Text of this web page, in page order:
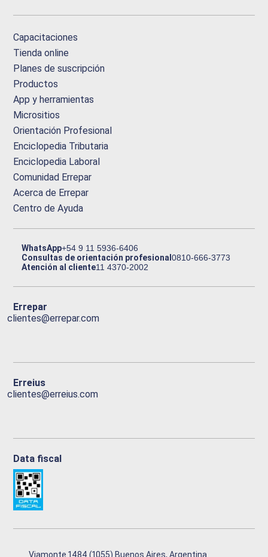
Capacitaciones
Tienda online
Planes de suscripción
Productos
App y herramientas
Micrositios
Orientación Profesional
Enciclopedia Tributaria
Enciclopedia Laboral
Comunidad Errepar
Acerca de Errepar
Centro de Ayuda
WhatsApp+54 9 11 5936-6406
Consultas de orientación profesional0810-666-3773
Atención al cliente11 4370-2002
Errepar
clientes@errepar.com
Erreius
clientes@erreius.com
Data fiscal
Viamonte 1484 (1055) Buenos Aires, Argentina